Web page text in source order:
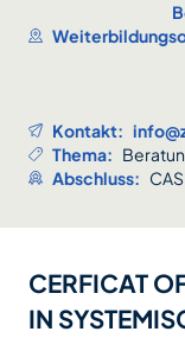
Kontakt:
Thema:
Abschluss: CAS
CERFICAT
IN